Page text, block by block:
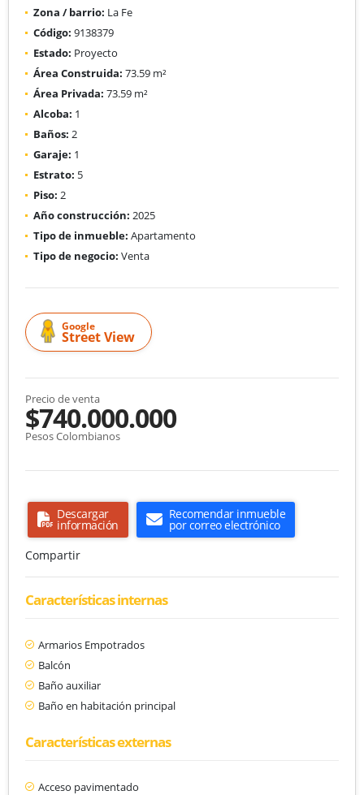
Zona / barrio: La Fe
Código: 9138379
Estado: Proyecto
Área Construida: 73.59 m²
Área Privada: 73.59 m²
Alcoba: 1
Baños: 2
Garaje: 1
Estrato: 5
Piso: 2
Año construcción: 2025
Tipo de inmueble: Apartamento
Tipo de negocio: Venta
Google
Street View
Precio de venta
$740.000.000
Pesos Colombianos
Descargar
información
Recomendar inmueble
por correo electrónico
Compartir
Características internas
Armarios Empotrados
Balcón
Baño auxiliar
Baño en habitación principal
Características externas
Acceso pavimentado